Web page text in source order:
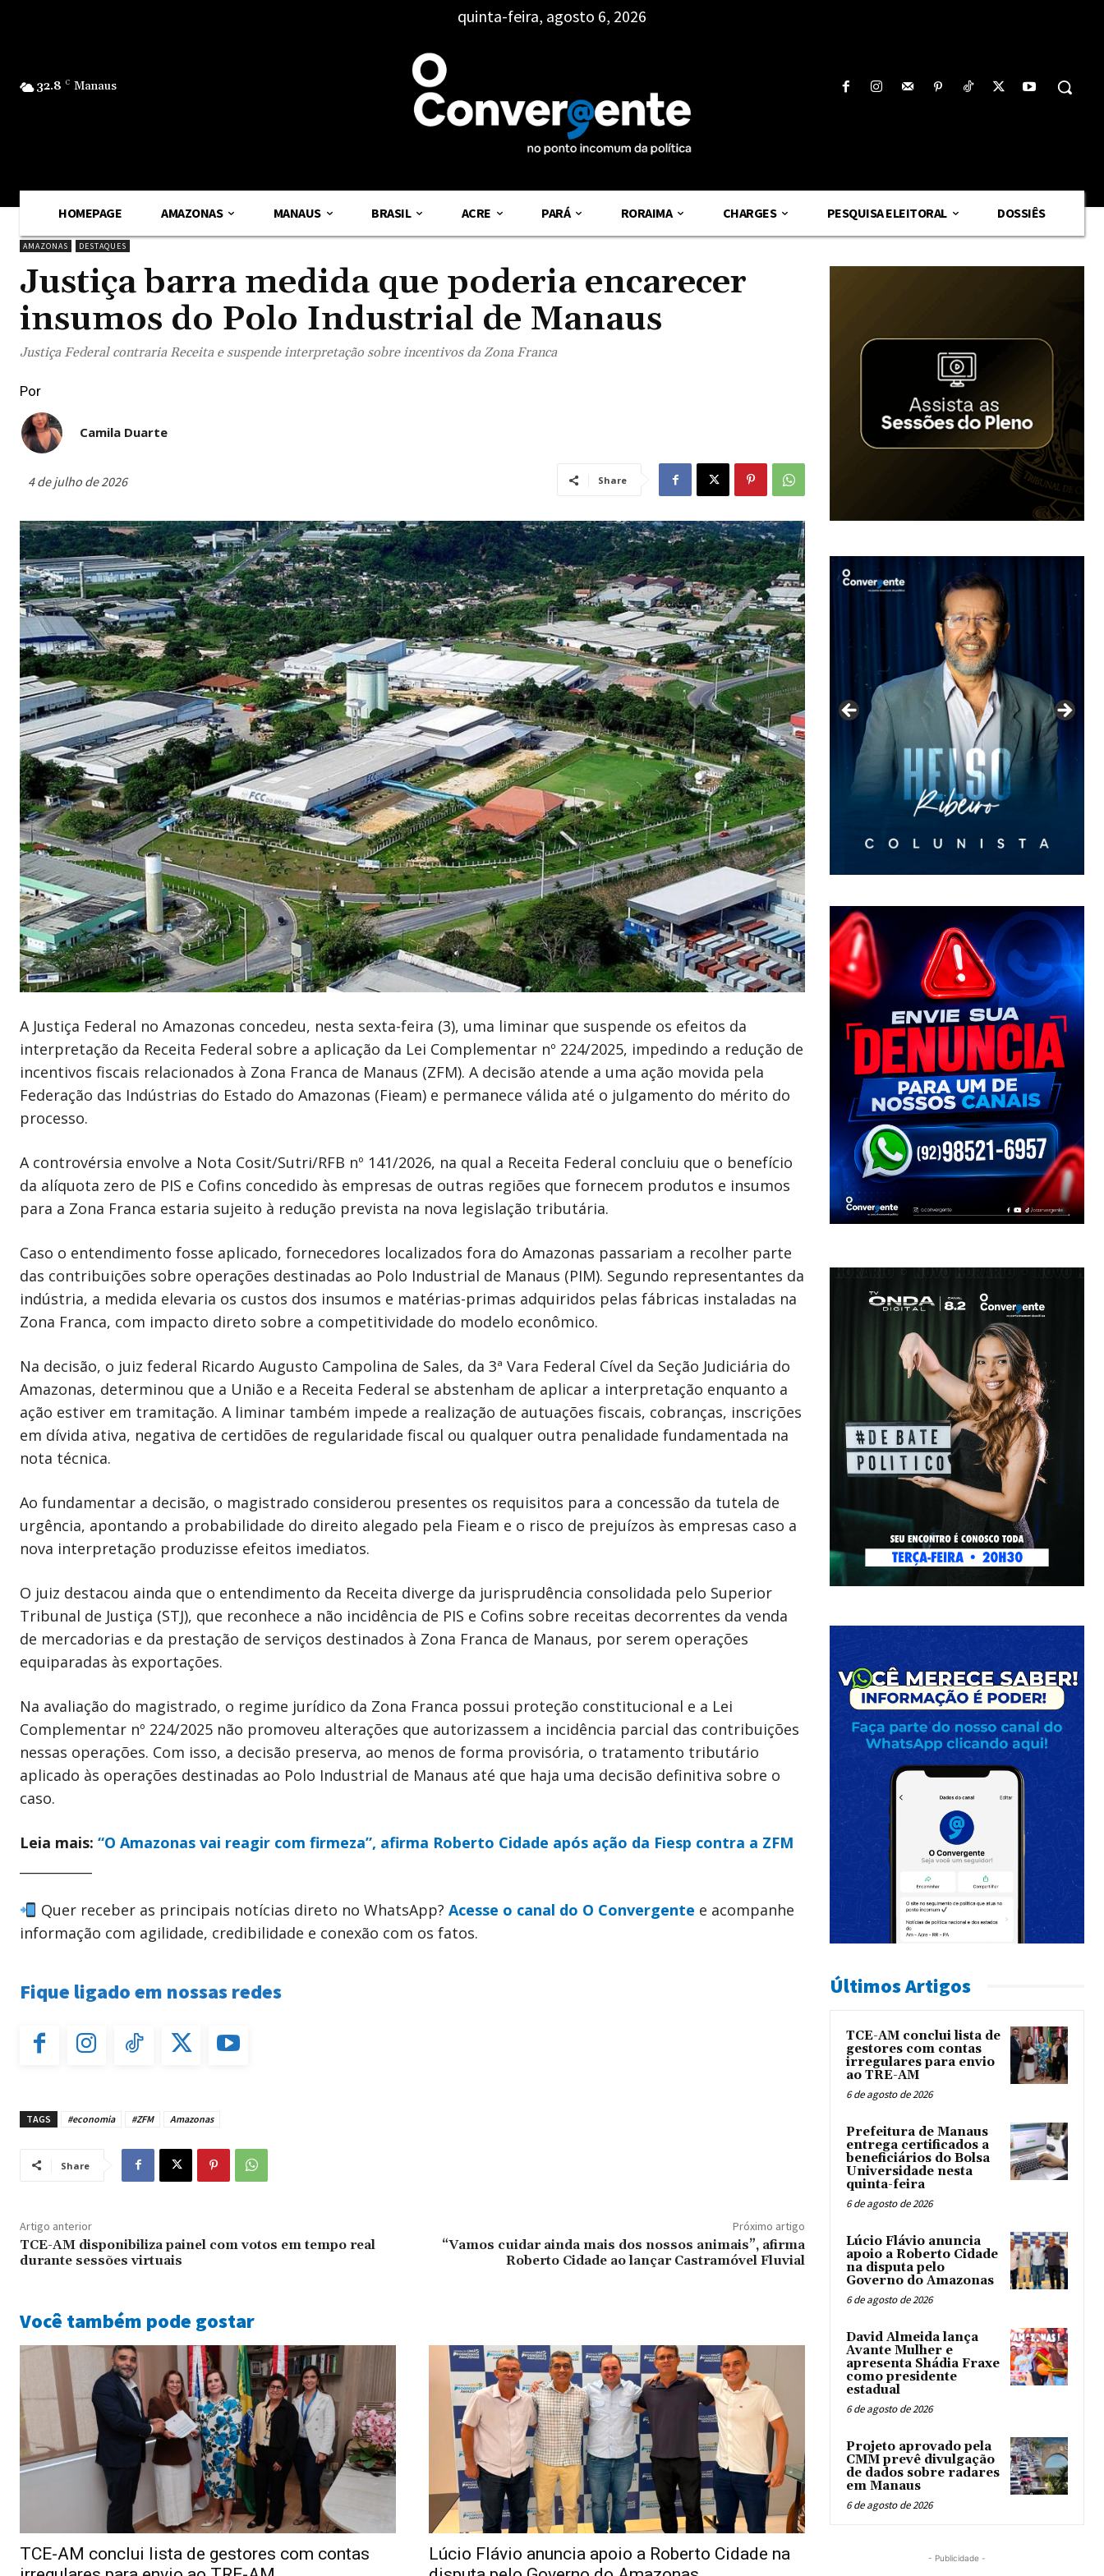
32.8 C Manaus
quinta-feira, agosto 6, 2026
HOMEPAGE AMAZONAS MANAUS BRASIL ACRE PARÁ RORAIMA CHARGES PESQUISA ELEITORAL DOSSIÊS
AMAZONAS DESTAQUES
Justiça barra medida que poderia encarecer
insumos do Polo Industrial de Manaus
Justiça Federal contraria Receita e suspende interpretação sobre incentivos da Zona Franca
Por
Camila Duarte
4 de julho de 2026 Share
A Justiça Federal no Amazonas concedeu, nesta sexta-feira (3), uma liminar que suspende os efeitos da
interpretação da Receita Federal sobre a aplicação da Lei Complementar nº 224/2025, impedindo a redução de
incentivos fiscais relacionados à Zona Franca de Manaus (ZFM). A decisão atende a uma ação movida pela
Federação das Indústrias do Estado do Amazonas (Fieam) e permanece válida até o julgamento do mérito do
processo.
A controvérsia envolve a Nota Cosit/Sutri/RFB nº 141/2026, na qual a Receita Federal concluiu que o benefício
da alíquota zero de PIS e Cofins concedido às empresas de outras regiões que fornecem produtos e insumos
para a Zona Franca estaria sujeito à redução prevista na nova legislação tributária.
Caso o entendimento fosse aplicado, fornecedores localizados fora do Amazonas passariam a recolher parte
das contribuições sobre operações destinadas ao Polo Industrial de Manaus (PIM). Segundo representantes da
indústria, a medida elevaria os custos dos insumos e matérias-primas adquiridos pelas fábricas instaladas na
Zona Franca, com impacto direto sobre a competitividade do modelo econômico.
Na decisão, o juiz federal Ricardo Augusto Campolina de Sales, da 3ª Vara Federal Cível da Seção Judiciária do
Amazonas, determinou que a União e a Receita Federal se abstenham de aplicar a interpretação enquanto a
ação estiver em tramitação. A liminar também impede a realização de autuações fiscais, cobranças, inscrições
em dívida ativa, negativa de certidões de regularidade fiscal ou qualquer outra penalidade fundamentada na
nota técnica.
Ao fundamentar a decisão, o magistrado considerou presentes os requisitos para a concessão da tutela de
urgência, apontando a probabilidade do direito alegado pela Fieam e o risco de prejuízos às empresas caso a
nova interpretação produzisse efeitos imediatos.
O juiz destacou ainda que o entendimento da Receita diverge da jurisprudência consolidada pelo Superior
Tribunal de Justiça (STJ), que reconhece a não incidência de PIS e Cofins sobre receitas decorrentes da venda
de mercadorias e da prestação de serviços destinados à Zona Franca de Manaus, por serem operações
equiparadas às exportações.
Na avaliação do magistrado, o regime jurídico da Zona Franca possui proteção constitucional e a Lei
Complementar nº 224/2025 não promoveu alterações que autorizassem a incidência parcial das contribuições
nessas operações. Com isso, a decisão preserva, ao menos de forma provisória, o tratamento tributário
aplicado às operações destinadas ao Polo Industrial de Manaus até que haja uma decisão definitiva sobre o
caso.
Leia mais: “O Amazonas vai reagir com firmeza”, afirma Roberto Cidade após ação da Fiesp contra a ZFM
Quer receber as principais notícias direto no WhatsApp? Acesse o canal do O Convergente e acompanhe
informação com agilidade, credibilidade e conexão com os fatos.
Fique ligado em nossas redes
TAGS #economia #ZFM Amazonas
Share
Artigo anterior
TCE-AM disponibiliza painel com votos em tempo real
durante sessões virtuais
Próximo artigo
“Vamos cuidar ainda mais dos nossos animais”, afirma
Roberto Cidade ao lançar Castramóvel Fluvial
Você também pode gostar
TCE-AM conclui lista de gestores com contas
Lúcio Flávio anuncia apoio a Roberto Cidade na
Últimos Artigos
TCE-AM conclui lista de
gestores com contas
irregulares para envio
ao TRE-AM
6 de agosto de 2026
Prefeitura de Manaus
entrega certificados a
beneficiários do Bolsa
Universidade nesta
quinta-feira
6 de agosto de 2026
Lúcio Flávio anuncia
apoio a Roberto Cidade
na disputa pelo
Governo do Amazonas
6 de agosto de 2026
David Almeida lança
Avante Mulher e
apresenta Shádia Fraxe
como presidente
estadual
6 de agosto de 2026
Projeto aprovado pela
CMM prevê divulgação
de dados sobre radares
em Manaus
6 de agosto de 2026
- Publicidade -